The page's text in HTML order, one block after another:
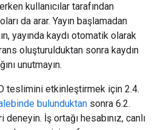
kullanıcılar tarafından
da arar. Yayın başlamadan
yayında kaydı otomatik olarak
oluşturulduktan sonra kaydın
unutmayın.
teslimini etkinleştirmek için 2.4.
bulunduktan sonra 6.2.
deneyin. İş ortağı hesabınız, canlı